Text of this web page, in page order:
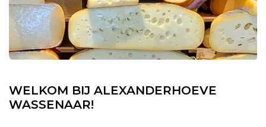
WELKOM BIJ ALEXANDERHOEVE
WASSENAAR!